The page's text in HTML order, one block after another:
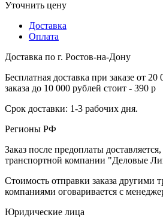
Уточнить цену
Доставка
Оплата
Доставка по г. Ростов-на-Дону
Бесплатная доставка при заказе от
заказа до 10 000 рублей стоит - 390 р
Срок доставки: 1-3 рабочих дня.
Регионы РФ
Заказ после предоплаты
транспортной компании "Деловые
Стоимость отправки заказа другими
компаниями оговаривается с
Юридические лица